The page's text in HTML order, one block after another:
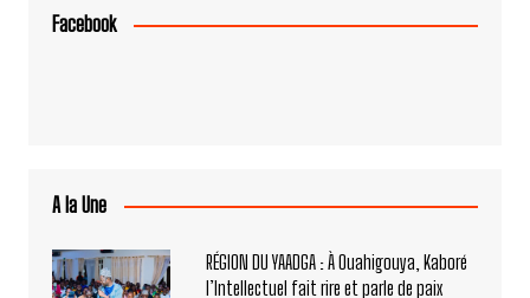
Facebook
A la Une
RÉGION DU YAADGA : À Ouahigouya, Kaboré
l’Intellectuel fait rire et parle de paix